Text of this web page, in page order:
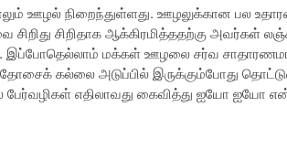
ஊழல் நிறைந்துள்ளது. ஊழலுக்கான பல
சிறிதாக ஆக்கிரமித்ததற்கு அவர்கள்
இப்போதெல்லாம் மக்கள் ஊழலை சர்வ
கல்லை அடுப்பில் இருக்கும்போது
எதிலாவது கைவித்து ஐயோ ஐயோ